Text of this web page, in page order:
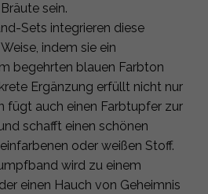
sein.
Sets integrieren diese
indem sie ein
begehrten blauen Farbton
Ergänzung erfüllt nicht nur
fügt auch einen Farbtupfer zur
schafft einen schönen
oder weißen Stoff.
wird zu einem
einen Hauch von Geheimnis